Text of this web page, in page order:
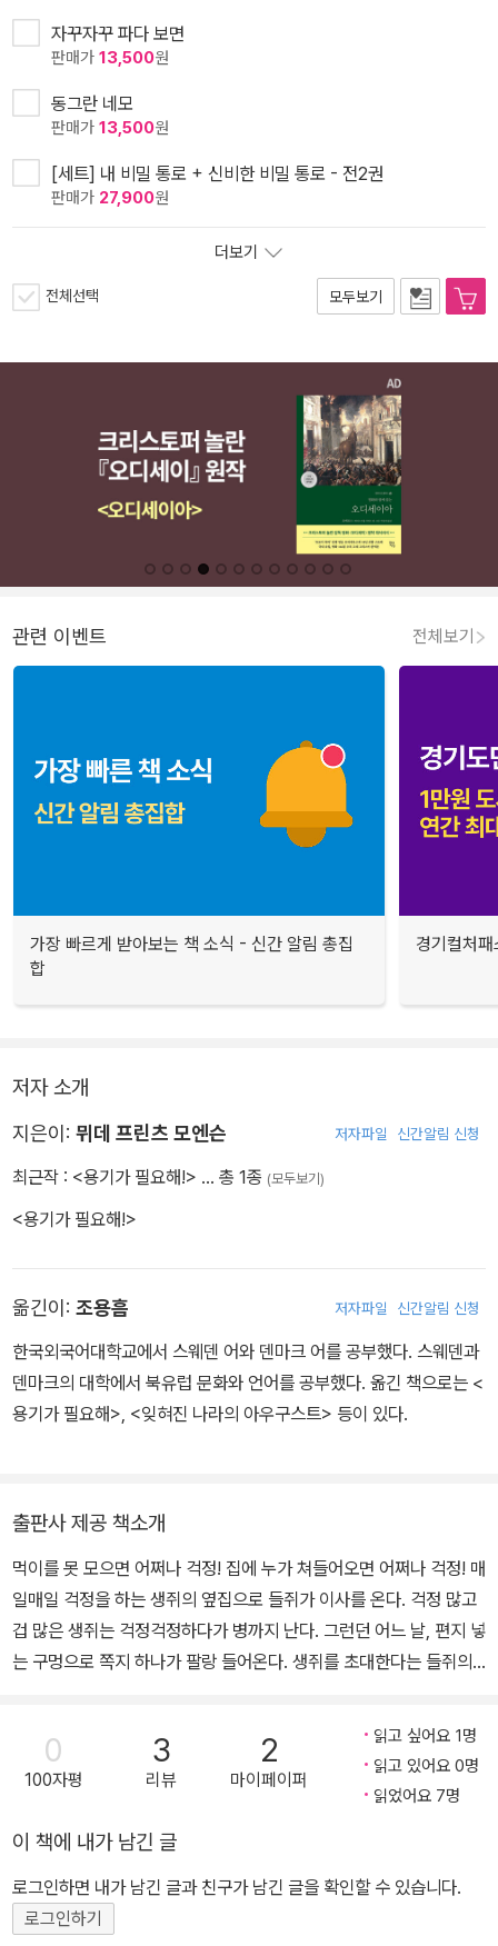
자꾸자꾸 파다 보면
판매가 13,500원
동그란 네모
판매가 13,500원
[세트] 내 비밀 통로 + 신비한 비밀 통로 - 전2권
판매가 27,900원
더보기
전체선택 모두보기
관련 이벤트 전체보기
가장 빠르게 받아보는 책 소식 - 신간 알림 총집
합
경기컬처
저자 소개
지은이: 뮈데 프린츠 모엔슨 저자파일 신간알림 신청
최근작 : <용기가 필요해!> … 총 1종 (모두보기)
<용기가 필요해!>
옮긴이: 조용흠 저자파일 신간알림 신청
한국외국어대학교에서 스웨덴 어와 덴마크 어를 공부했다. 스웨덴과
덴마크의 대학에서 북유럽 문화와 언어를 공부했다. 옮긴 책으로는 <
용기가 필요해>, <잊혀진 나라의 아우구스트> 등이 있다.
출판사 제공 책소개
먹이를 못 모으면 어쩌나 걱정! 집에 누가 쳐들어오면 어쩌나 걱정! 매
일매일 걱정을 하는 생쥐의 옆집으로 들쥐가 이사를 온다. 걱정 많고
겁 많은 생쥐는 걱정걱정하다가 병까지 난다. 그런던 어느 날, 편지 넣
는 구멍으로 쪽지 하나가 팔랑 들어온다. 생쥐를 초대한다는 들쥐의
다. 들쥐가 화가 나면 무슨 짓을 할지 알 수 없기에. 하지만 들쥐는 집
에서는 자신의 생일 파티를 준비하고 있었다. 들쥐는 커다란 케이크
도 준비하고 기분이 좋아 노래도 부른다. 생쥐는 자기도 모르게 어깨
돌아오는 길. 생쥐는 더 이상 예전의 생쥐가 아니다.
0
100자평
3
리뷰
2
마이페이퍼
읽고 싶어요 1명
읽고 있어요 0명
읽었어요 7명
이 책에 내가 남긴 글
로그인하면 내가 남긴 글과 친구가 남긴 글을 확인할 수 있습니다.
로그인하기